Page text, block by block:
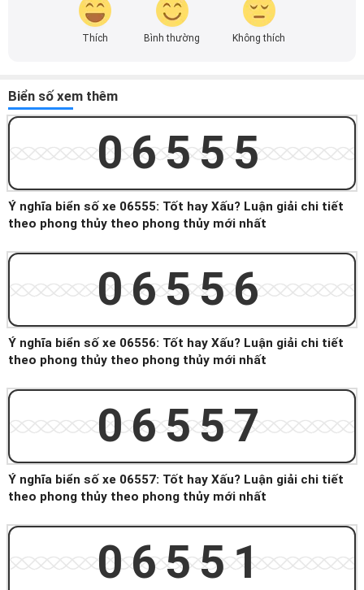
Thích Bình thường Không thích
Biển số xem thêm
06555
Ý nghĩa biển số xe 06555: Tốt hay Xấu? Luận giải chi tiết
theo phong thủy theo phong thủy mới nhất
06556
Ý nghĩa biển số xe 06556: Tốt hay Xấu? Luận giải chi tiết
theo phong thủy theo phong thủy mới nhất
06557
Ý nghĩa biển số xe 06557: Tốt hay Xấu? Luận giải chi tiết
theo phong thủy theo phong thủy mới nhất
06551